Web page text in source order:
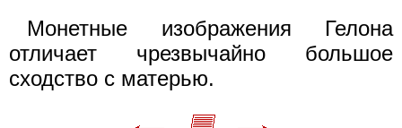
Монетные изображения Гелона
отличает чрезвычайно большое
сходство с матерью.